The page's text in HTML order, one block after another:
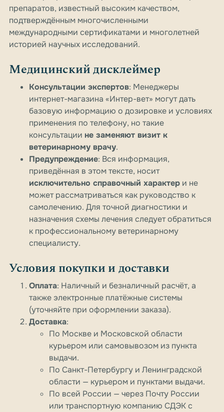
препаратов, известный высоким качеством,
подтверждённым многочисленными
международными сертификатами и многолетней
историей научных исследований.
Медицинский дисклеймер
Консультации экспертов: Менеджеры
интернет-магазина «Интер-вет» могут дать
базовую информацию о дозировке и условиях
применения по телефону, но такие
консультации не заменяют визит к
ветеринарному врачу.
Предупреждение: Вся информация,
приведённая в этом тексте, носит
исключительно справочный характер и не
может рассматриваться как руководство к
самолечению. Для точной диагностики и
назначения схемы лечения следует обратиться
к профессиональному ветеринарному
специалисту.
Условия покупки и доставки
Оплата: Наличный и безналичный расчёт, а
также электронные платёжные системы
(уточняйте при оформлении заказа).
Доставка:
По Москве и Московской области
курьером или самовывозом из пункта
выдачи.
По Санкт-Петербургу и Ленинградской
области — курьером и пунктами выдачи.
По всей России — через Почту России
или транспортную компанию СДЭК с